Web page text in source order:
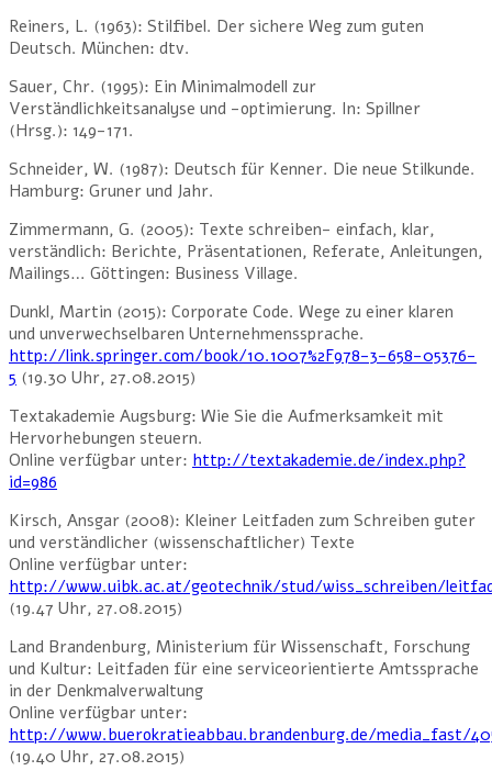
Reiners, L. (1963): Stilfibel. Der sichere Weg zum guten
Deutsch. München: dtv.
Sauer, Chr. (1995): Ein Minimalmodell zur
Verständlichkeitsanalyse und -optimierung. In: Spillner
(Hrsg.): 149-171.
Schneider, W. (1987): Deutsch für Kenner. Die neue Stilkunde.
Hamburg: Gruner und Jahr.
Zimmermann, G. (2005): Texte schreiben- einfach, klar,
verständlich: Berichte, Präsentationen, Referate, Anleitungen,
Mailings… Göttingen: Business Village.
Dunkl, Martin (2015): Corporate Code. Wege zu einer klaren
und unverwechselbaren Unternehmenssprache.
http://link.springer.com/book/10.1007%2F978-3-658-05376-
5 (19.30 Uhr, 27.08.2015)
Textakademie Augsburg: Wie Sie die Aufmerksamkeit mit
Hervorhebungen steuern.
Online verfügbar unter: http://textakademie.de/index.php?
id=986
Kirsch, Ansgar (2008): Kleiner Leitfaden zum Schreiben guter
und verständlicher (wissenschaftlicher) Texte
Online verfügbar unter:
http://www.uibk.ac.at/geotechnik/stud/wiss_schreiben/
(19.47 Uhr, 27.08.2015)
Land Brandenburg, Ministerium für Wissenschaft, Forschung
und Kultur: Leitfaden für eine serviceorientierte Amtssprache
in der Denkmalverwaltung
Online verfügbar unter:
http://www.buerokratieabbau.brandenburg.de/media_fast/
(19.40 Uhr, 27.08.2015)